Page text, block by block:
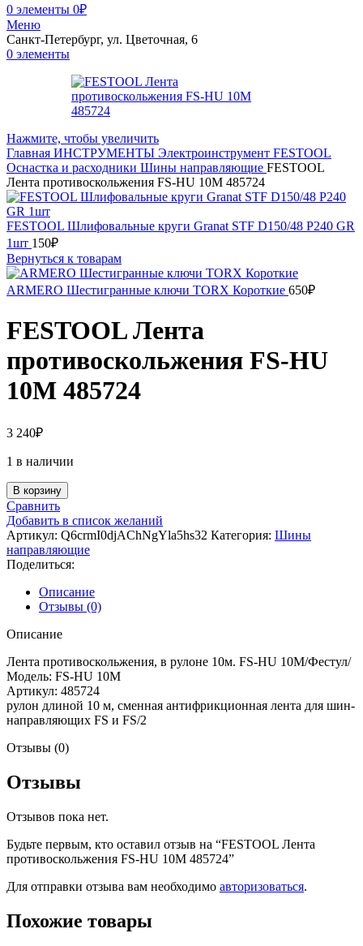
0 элементы 0₽
Меню
Санкт-Петербург, ул. Цветочная, 6
0 элементы
Нажмите, чтобы увеличить
Главная ИНСТРУМЕНТЫ Электроинструмент FESTOOL
Оснастка и расходники Шины направляющие FESTOOL
Лента противоскольжения FS-HU 10M 485724
FESTOOL Шлифовальные круги Granat STF D150/48 P240 GR
1шт 150₽
Вернуться к товарам
ARMERO Шестигранные ключи TORX Короткие 650₽
FESTOOL Лента
противоскольжения FS-HU
10M 485724
3 240₽
1 в наличии
Количество
товара
FESTOOL
Лента
противоскольжения
FS-
HU
10M
485724
В корзину
Сравнить
Добавить в список желаний
Артикул: Q6crmI0djAChNgYla5hs32 Категория: Шины
направляющие
Поделиться:
Описание
Отзывы (0)
Описание
Лента противоскольжения, в рулоне 10м. FS-HU 10M/Фестул/
Модель: FS-HU 10M
Артикул: 485724
рулон длиной 10 м, сменная антифрикционная лента для шин-
направляющих FS и FS/2
Отзывы (0)
Отзывы
Отзывов пока нет.
Будьте первым, кто оставил отзыв на “FESTOOL Лента
противоскольжения FS-HU 10M 485724”
Для отправки отзыва вам необходимо авторизоваться.
Похожие товары